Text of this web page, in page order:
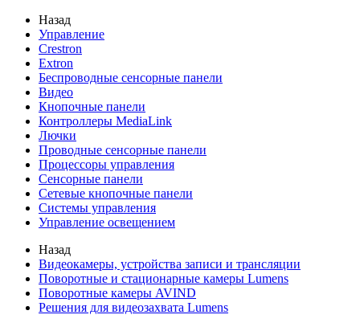
Назад
Управление
Crestron
Extron
Беспроводные сенсорные панели
Видео
Кнопочные панели
Контроллеры MediaLink
Лючки
Проводные сенсорные панели
Процессоры управления
Сенсорные панели
Сетевые кнопочные панели
Системы управления
Управление освещением
Назад
Видеокамеры, устройства записи и трансляции
Поворотные и стационарные камеры Lumens
Поворотные камеры AVIND
Решения для видеозахвата Lumens